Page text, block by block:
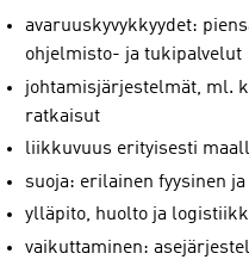
avaruuskyvykkyydet:
ohjelmisto- ja tukipalvelut
johtamisjärjestelmät, ml.
ratkaisut
liikkuvuus erityisesti
suoja: erilainen fyysinen
ylläpito, huolto ja
vaikuttaminen: